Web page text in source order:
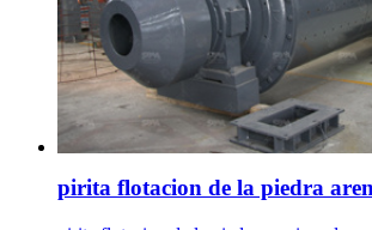
pirita flotacion de la piedra